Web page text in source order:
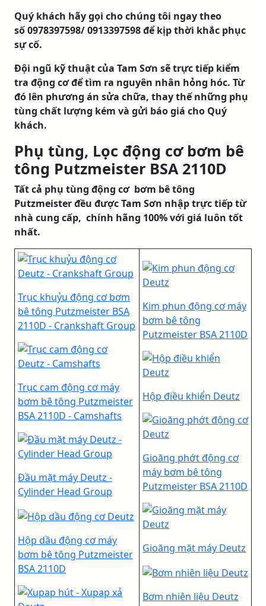
Quý khách hãy gọi cho chúng tôi ngay theo
số 0978397598/ 0913397598 để kịp thời khắc phục
sự cố.
Đội ngũ kỹ thuật của Tam Sơn sẽ trực tiếp kiểm
tra động cơ để tìm ra nguyên nhân hỏng hóc. Từ
đó lên phương án sửa chữa, thay thế những phụ
tùng chất lượng kém và gửi báo giá cho Quý
khách.
Phụ tùng, Lọc động cơ bơm bê
tông Putzmeister BSA 2110D
Tất cả phụ tùng động cơ bơm bê tông
Putzmeister đều được Tam Sơn nhập trực tiếp từ
nhà cung cấp, chính hãng 100% với giá luôn tốt
nhất.
Trục khuỷu động cơ bơm
bê tông Putzmeister BSA
2110D - Crankshaft Group
Trục cam động cơ máy
bơm bê tông Putzmeister
BSA 2110D - Camshafts
Đầu mặt máy Deutz -
Cylinder Head Group
Hộp dầu động cơ máy
bơm bê tông Putzmeister
BSA 2110D
Kim phun động cơ máy
bơm bê tông
Putzmeister BSA 2110D
Hộp điều khiển Deutz
Gioăng phớt động cơ
máy bơm bê tông
Putzmeister BSA 2110D
Gioăng mặt máy Deutz
Bơm nhiên liệu Deutz